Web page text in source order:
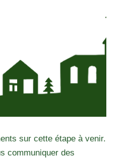
sur cette étape à venir.
communiquer des